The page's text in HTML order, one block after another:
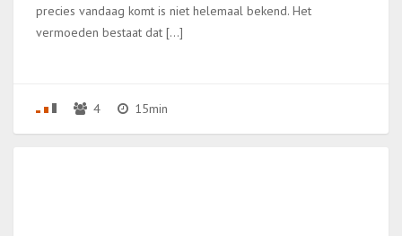
precies vandaag komt is niet helemaal bekend. Het
vermoeden bestaat dat […]
4 15min